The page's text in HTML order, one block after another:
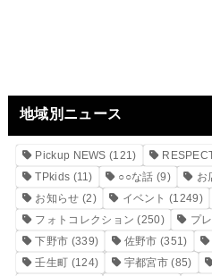
地域別ニュース
Pickup NEWS (121)
TPkids (11) ○○な話 (9) お
お知らせ (2) イベント (1249)
フォトコレクション (250) プ
下野市 (339) 佐野市 (351)
壬生町 (124) 宇都宮市 (85)